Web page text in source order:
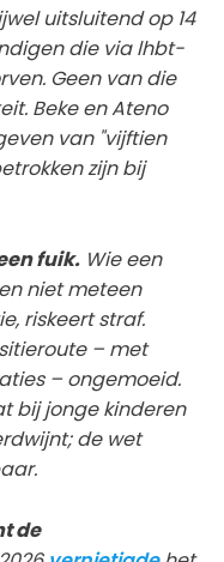
uitsluitend op 14
die via lhbt-
Geen van die
Beke en Ateno
van "vijftien
zijn bij
fuik. Wie een
niet meteen
riskeert straf.
– met
– ongemoeid.
bij jonge kinderen
de wet
de